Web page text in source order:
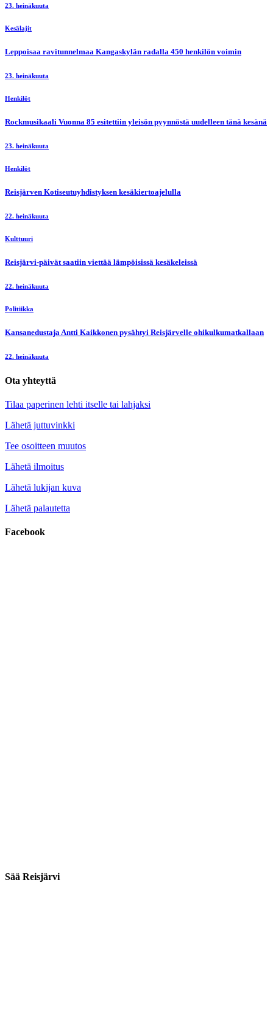
23. heinäkuuta
Kesälajit
Leppoisaa ravitunnelmaa Kangaskylän radalla 450 henkilön voimin
23. heinäkuuta
Henkilöt
Rockmusikaali Vuonna 85 esitettiin yleisön pyynnöstä uudelleen tänä kesänä
23. heinäkuuta
Henkilöt
Reisjärven Kotiseutuyhdistyksen kesäkiertoajelulla
22. heinäkuuta
Kulttuuri
Reisjärvi-päivät saatiin viettää lämpöisissä kesäkeleissä
22. heinäkuuta
Politiikka
Kansanedustaja Antti Kaikkonen pysähtyi Reisjärvelle ohikulkumatkallaan
22. heinäkuuta
Ota yhteyttä
Tilaa paperinen lehti itselle tai lahjaksi
Lähetä juttuvinkki
Tee osoitteen muutos
Lähetä ilmoitus
Lähetä lukijan kuva
Lähetä palautetta
Facebook
Sää Reisjärvi